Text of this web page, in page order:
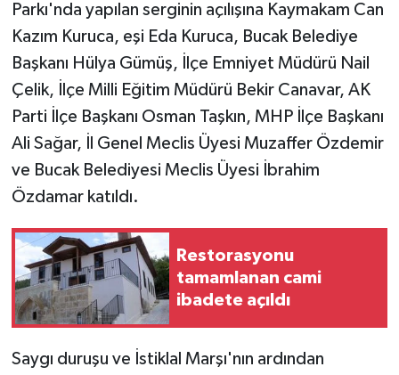
Parkı'nda yapılan serginin açılışına Kaymakam Can
Kazım Kuruca, eşi Eda Kuruca, Bucak Belediye
Başkanı Hülya Gümüş, İlçe Emniyet Müdürü Nail
Çelik, İlçe Milli Eğitim Müdürü Bekir Canavar, AK
Parti İlçe Başkanı Osman Taşkın, MHP İlçe Başkanı
Ali Sağar, İl Genel Meclis Üyesi Muzaffer Özdemir
ve Bucak Belediyesi Meclis Üyesi İbrahim
Özdamar katıldı.
Restorasyonu
tamamlanan cami
ibadete açıldı
Saygı duruşu ve İstiklal Marşı'nın ardından